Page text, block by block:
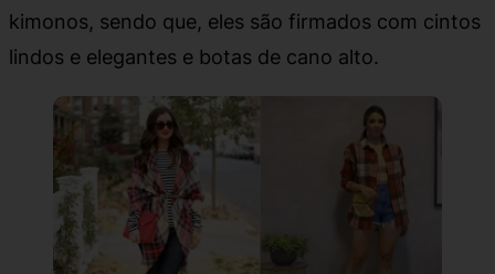
kimonos, sendo que, eles são firmados com cintos
lindos e elegantes e botas de cano alto.